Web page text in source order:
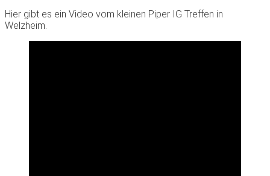
Hier gibt es ein Video vom kleinen Piper IG Treffen in
Welzheim.